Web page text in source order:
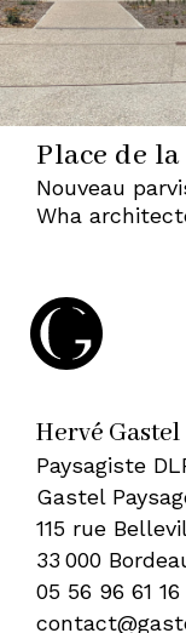
Place de la
Nouveau
Wha
Hervé Gastel
Paysagiste
Gastel
115 rue
33 000
05 56 96 61 16